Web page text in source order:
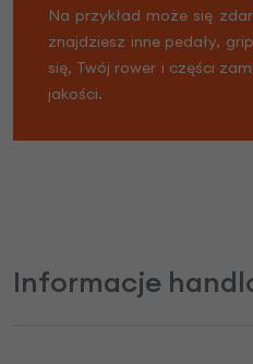
Na przykład może się
znajdziesz inne pedały,
się, Twój rower i części
jakości.
Informacje